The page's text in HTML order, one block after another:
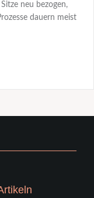
neu bezogen,
dauern meist